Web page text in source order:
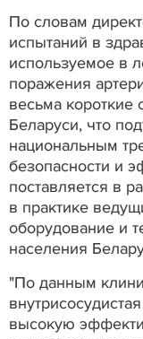
По словам
испытаний в
используемое в
поражения
весьма короткие
Беларуси, что
национальным
безопасности и
поставляется в
в практике
оборудование и
населения
"По данным
высокую